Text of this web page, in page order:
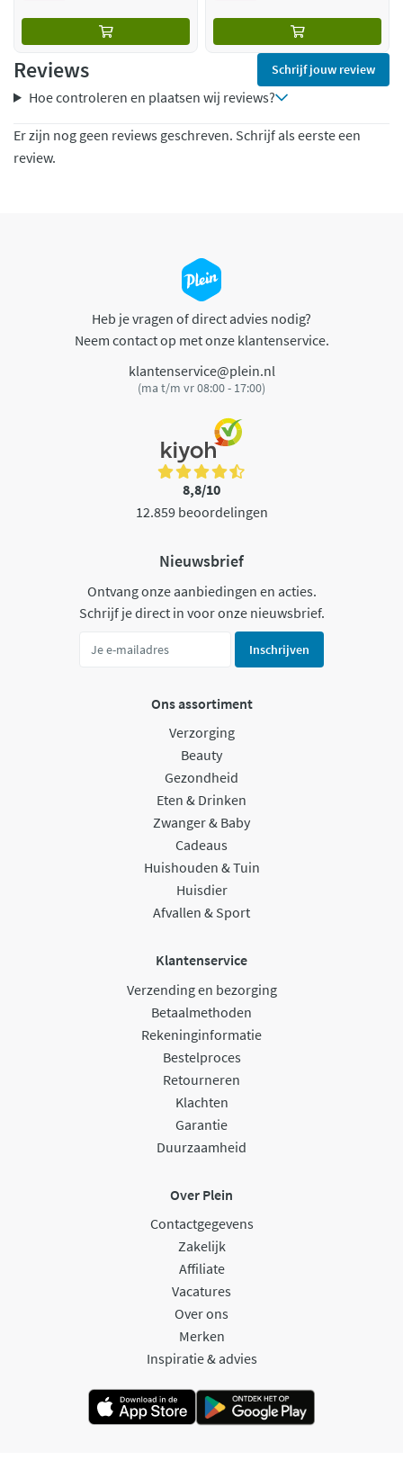
Reviews Schrijf jouw review
Hoe controleren en plaatsen wij reviews?
Er zijn nog geen reviews geschreven. Schrijf als eerste een
review.
Heb je vragen of direct advies nodig?
Neem contact op met onze klantenservice.
klantenservice@plein.nl
(ma t/m vr 08:00 - 17:00)
8,8/10
12.859 beoordelingen
Nieuwsbrief
Ontvang onze aanbiedingen en acties.
Schrijf je direct in voor onze nieuwsbrief.
Inschrijven
Ons assortiment
Verzorging
Beauty
Gezondheid
Eten & Drinken
Zwanger & Baby
Cadeaus
Huishouden & Tuin
Huisdier
Afvallen & Sport
Klantenservice
Verzending en bezorging
Betaalmethoden
Rekeninginformatie
Bestelproces
Retourneren
Klachten
Garantie
Duurzaamheid
Over Plein
Contactgegevens
Zakelijk
Affiliate
Vacatures
Over ons
Merken
Inspiratie & advies